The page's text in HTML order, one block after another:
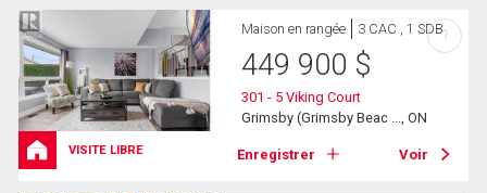
VISITE LIBRE
Maison en rangée 3 CAC , 1 SDB
449 900 $
301 - 5 Viking Court
Grimsby (Grimsby Beac ..., ON
Enregistrer Voir
?